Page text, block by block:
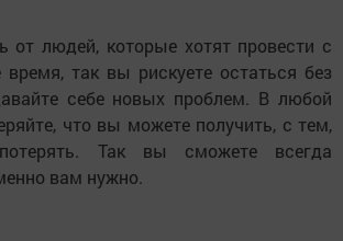
от людей, которые хотят провести с
так вы рискуете остаться без
себе новых проблем. В любой
что вы можете получить, с тем,
Так вы сможете всегда
вам нужно.